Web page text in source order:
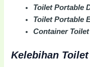
Toilet Portable
Toilet Portable
Container Toilet
Kelebihan